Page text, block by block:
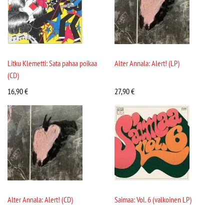
Litku Klemetti: Sata pahaa poikaa
(CD)
16,90€
Alter Annala: Alert! (LP)
27,90€
Alter Annala: Alert! (CD)
Saimaa: Vol. 6 (valkoinen LP)